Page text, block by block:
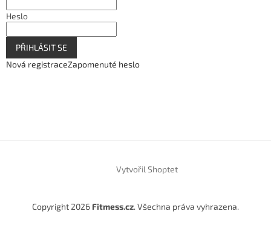
Heslo
PŘIHLÁSIT SE
Nová registraceZapomenuté heslo
Vytvořil Shoptet
Copyright 2026 Fitmess.cz. Všechna práva vyhrazena.